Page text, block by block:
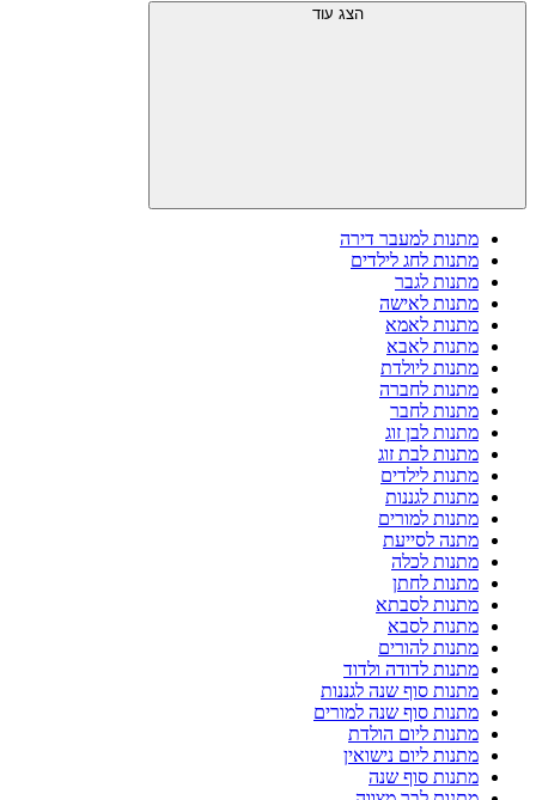
הצג עוד
מתנות למעבר דירה
מתנות לחג לילדים
מתנות לגבר
מתנות לאישה
מתנות לאמא
מתנות לאבא
מתנות ליולדת
מתנות לחברה
מתנות לחבר
מתנות לבן זוג
מתנות לבת זוג
מתנות לילדים
מתנות לגננות
מתנות למורים
מתנה לסייעת
מתנות לכלה
מתנות לחתן
מתנות לסבתא
מתנות לסבא
מתנות להורים
מתנות לדודה ולדוד
מתנות סוף שנה לגננות
מתנות סוף שנה למורים
מתנות ליום הולדת
מתנות ליום נישואין
מתנות סוף שנה